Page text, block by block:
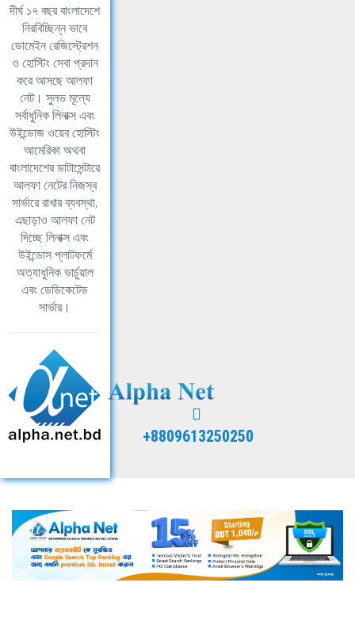
দীর্ঘ ১৭ বছর বাংলাদেশে
নিরবিচ্ছিন্ন ভাবে
ডোমেইন রেজিস্ট্রেশন
ও হোস্টিং সেবা প্রদান
করে আসছে আলফা
নেট। সুলভ মূল্যে
সর্বাধুনিক লিনাক্স এবং
উইন্ডোজ ওয়েব হোস্টিং
আমেরিকা অথবা
বাংলাদেশের ডাটাসেন্টারে
আলফা নেটের নিজস্ব
সার্ভারে রাখার ব্যবস্থা,
এছাড়াও আলফা নেট
দিচ্ছে লিনাক্স এবং
উইন্ডোস প্লাটফর্মে
অত্যাধুনিক ভার্চুয়াল
এবং ডেডিকেটেড
সার্ভার।
+8809613250250